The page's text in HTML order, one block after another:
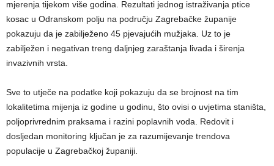
mjerenja tijekom više godina. Rezultati jednog istraživanja ptice
kosac u Odranskom polju na području Zagrebačke županije
pokazuju da je zabilježeno 45 pjevajućih mužjaka. Uz to je
zabilježen i negativan treng daljnjeg zaraštanja livada i širenja
invazivnih vrsta.
Sve to utječe na podatke koji pokazuju da se brojnost na tim
lokalitetima mijenja iz godine u godinu, što ovisi o uvjetima staništa,
poljoprivrednim praksama i razini poplavnih voda. Redovit i
dosljedan monitoring ključan je za razumijevanje trendova
populacije u Zagrebačkoj županiji.